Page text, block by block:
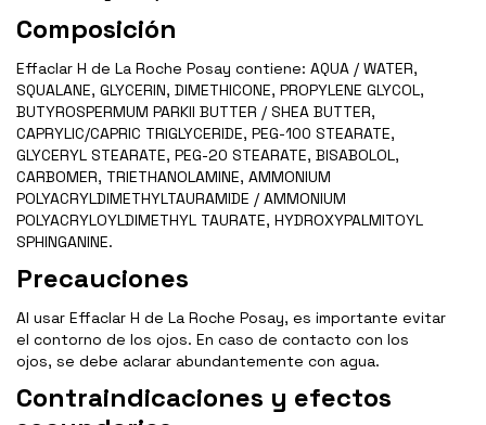
Composición
Effaclar H de La Roche Posay contiene: AQUA / WATER,
SQUALANE, GLYCERIN, DIMETHICONE, PROPYLENE GLYCOL,
BUTYROSPERMUM PARKII BUTTER / SHEA BUTTER,
CAPRYLIC/CAPRIC TRIGLYCERIDE, PEG-100 STEARATE,
GLYCERYL STEARATE, PEG-20 STEARATE, BISABOLOL,
CARBOMER, TRIETHANOLAMINE, AMMONIUM
POLYACRYLDIMETHYLTAURAMIDE / AMMONIUM
POLYACRYLOYLDIMETHYL TAURATE, HYDROXYPALMITOYL
SPHINGANINE.
Precauciones
Al usar Effaclar H de La Roche Posay, es importante evitar
el contorno de los ojos. En caso de contacto con los
ojos, se debe aclarar abundantemente con agua.
Contraindicaciones y efectos